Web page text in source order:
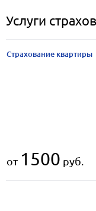
Услуги
Страхование квартиры
от 1500 руб.